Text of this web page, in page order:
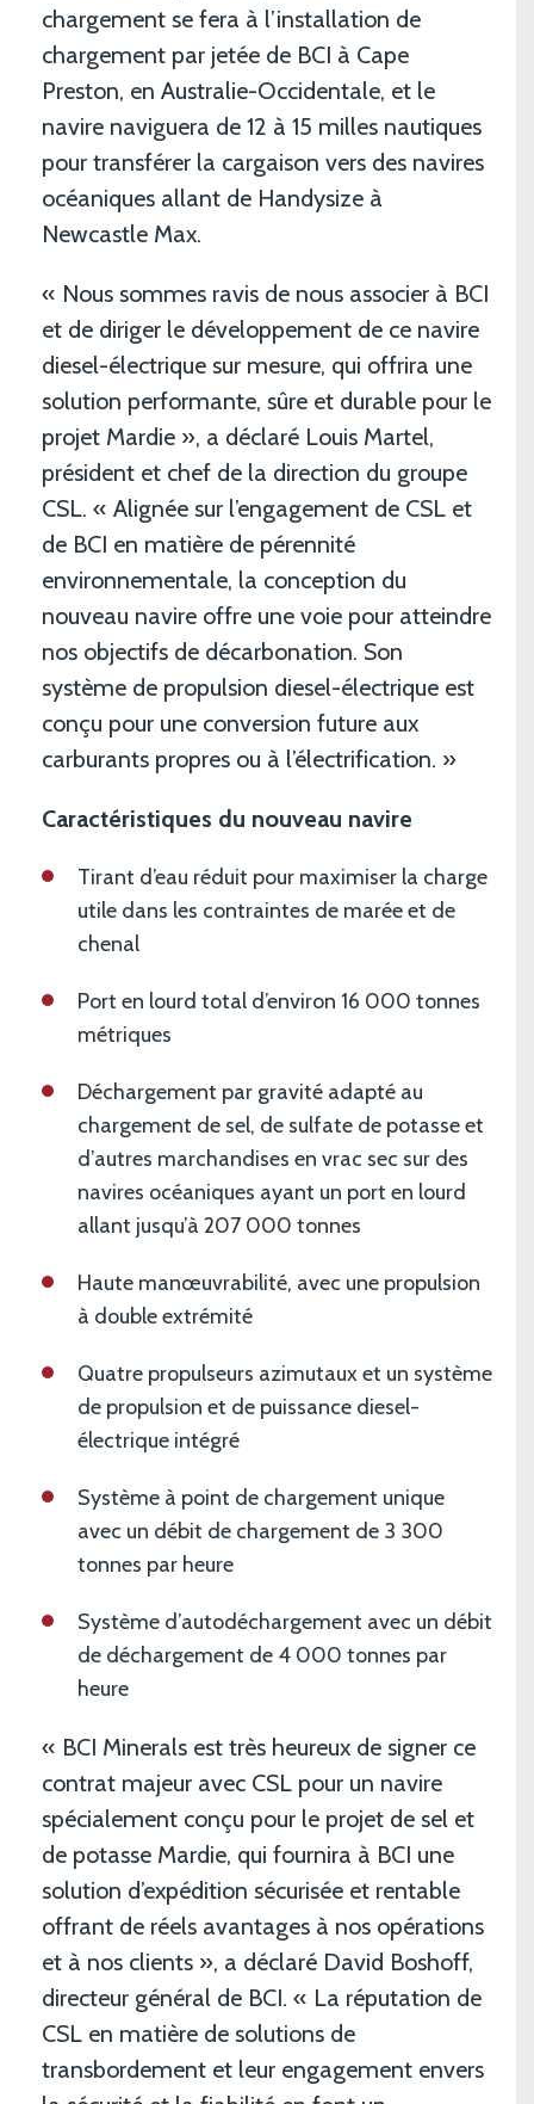
chargement se fera à l’installation de
chargement par jetée de BCI à Cape
Preston, en Australie-Occidentale, et le
navire naviguera de 12 à 15 milles nautiques
pour transférer la cargaison vers des navires
océaniques allant de Handysize à
Newcastle Max.
« Nous sommes ravis de nous associer à BCI
et de diriger le développement de ce navire
diesel-électrique sur mesure, qui offrira une
solution performante, sûre et durable pour le
projet Mardie », a déclaré Louis Martel,
président et chef de la direction du groupe
CSL. « Alignée sur l’engagement de CSL et
de BCI en matière de pérennité
environnementale, la conception du
nouveau navire offre une voie pour atteindre
nos objectifs de décarbonation. Son
système de propulsion diesel-électrique est
conçu pour une conversion future aux
carburants propres ou à l’électrification. »
Caractéristiques du nouveau navire
Tirant d’eau réduit pour maximiser la charge
utile dans les contraintes de marée et de
chenal
Port en lourd total d’environ 16 000 tonnes
métriques
Déchargement par gravité adapté au
chargement de sel, de sulfate de potasse et
d’autres marchandises en vrac sec sur des
navires océaniques ayant un port en lourd
allant jusqu’à 207 000 tonnes
Haute manœuvrabilité, avec une propulsion
à double extrémité
Quatre propulseurs azimutaux et un système
de propulsion et de puissance diesel-
électrique intégré
Système à point de chargement unique
avec un débit de chargement de 3 300
tonnes par heure
Système d’autodéchargement avec un débit
de déchargement de 4 000 tonnes par
heure
« BCI Minerals est très heureux de signer ce
contrat majeur avec CSL pour un navire
spécialement conçu pour le projet de sel et
de potasse Mardie, qui fournira à BCI une
solution d’expédition sécurisée et rentable
offrant de réels avantages à nos opérations
et à nos clients », a déclaré David Boshoff,
directeur général de BCI. « La réputation de
CSL en matière de solutions de
transbordement et leur engagement envers